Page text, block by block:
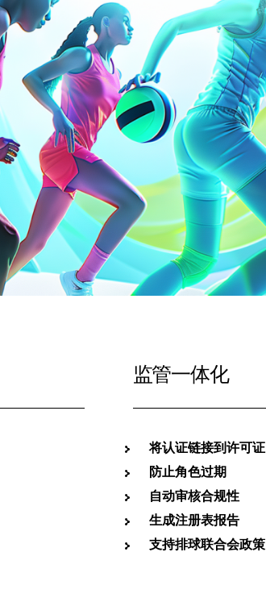
监管一体化
将认证链接到许可证
防止角色过期
自动审核合规性
生成注册表报告
支持排球联合会政策